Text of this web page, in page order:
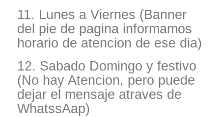
11. Lunes a Viernes (Banner
del pie de pagina informamos
horario de atencion de ese dia)
12. Sabado Domingo y festivo
(No hay Atencion, pero puede
dejar el mensaje atraves de
WhatssAap)